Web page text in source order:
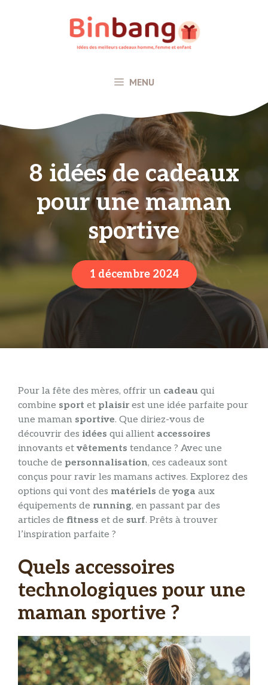
MENU
8 idées de cadeaux
pour une maman
sportive
1 décembre 2024
Pour la fête des mères, offrir un cadeau qui
combine sport et plaisirest une idée parfaite pour
une maman sportive. Que diriez-vous de
découvrir des idées qui allient accessoires
innovants et vêtements tendance ? Avec une
touche de personnalisation, ces cadeaux sont
conçus pour ravir les mamans actives. Explorez des
options qui vont des matériels de yoga aux
équipements de running, en passant par des
articles de fitness et de surf. Prêts à trouver
l’inspiration parfaite ?
Quels accessoires
technologiques pour une
maman sportive ?